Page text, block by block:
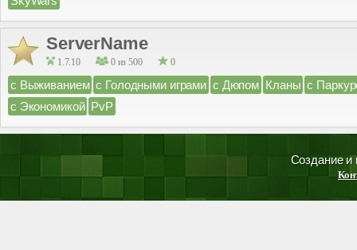
ServerName
1.7.10 0 из 500 0
с Выживанием с Голодными играми с Дюпом Кланы с
с Экономикой PvP
Создание и